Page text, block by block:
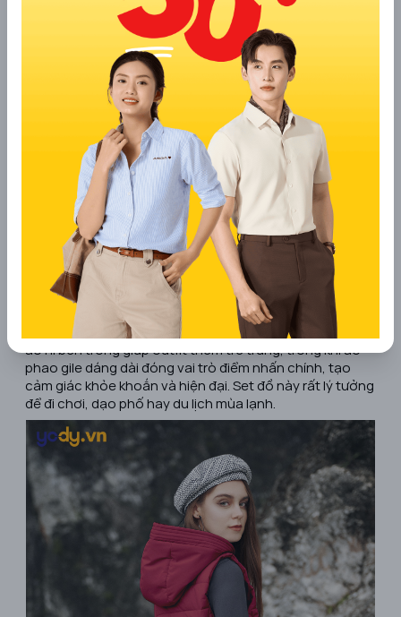
Công thức này mang đến vẻ ngoài chỉn chu nhưng vẫn
thoải mái. Áo len cổ lọ giúp giữ ấm, quần ống rộng tạo
cảm giác phóng khoáng, khi kết hợp cùng áo phao gile
dáng dài sẽ khiến tổng thể trông sang trọng và hiện đại
hơn. Để outfit gọn gàng, nên sơ vin áo len và ưu tiên
quần cạp cao nhằm cân đối tỷ lệ cơ thể.
Áo phao gile dáng dài, chân váy midi hoặc váy
xếp ly
Sự kết hợp này dung hòa hoàn hảo giữa nét khỏe khoắn
của áo phao và sự mềm mại của chân váy. Khi khoác
ngoài một set váy len hoặc váy xếp ly, bạn sẽ có ngay
diện mạo nữ tính nhưng vẫn rất ấm áp và hợp xu hướng.
Nên chọn váy có độ rủ vừa phải, màu sắc trung tính để
tổng thể hài hòa và dễ ứng dụng.
Áo phao gile dáng dài, áo hoodie hoặc áo nỉ
Công thức này đặc biệt phù hợp với những ai yêu thích
phong cách thể thao, năng động. Phần áo hoodie hoặc
áo nỉ bên trong giúp outfit thêm trẻ trung, trong khi áo
phao gile dáng dài đóng vai trò điểm nhấn chính, tạo
cảm giác khỏe khoắn và hiện đại. Set đồ này rất lý tưởng
để đi chơi, dạo phố hay du lịch mùa lạnh.